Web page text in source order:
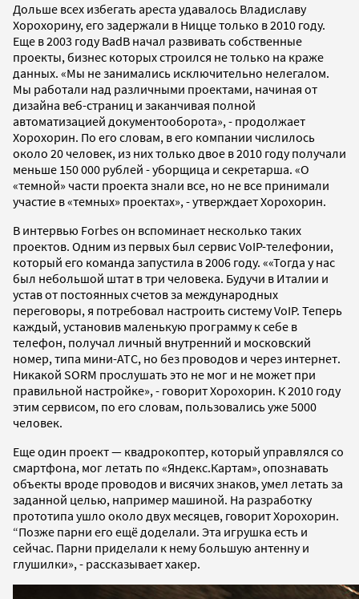
Дольше всех избегать ареста удавалось Владиславу
Хорохорину, его задержали в Ницце только в 2010 году.
Еще в 2003 году BadB начал развивать собственные
проекты, бизнес которых строился не только на краже
данных. «Мы не занимались исключительно нелегалом.
Мы работали над различными проектами, начиная от
дизайна веб-страниц и заканчивая полной
автоматизацией документооборота», - продолжает
Хорохорин. По его словам, в его компании числилось
около 20 человек, из них только двое в 2010 году получали
меньше 150 000 рублей - уборщица и секретарша. «О
«темной» части проекта знали все, но не все принимали
участие в «темных» проектах», - утверждает Хорохорин.
В интервью Forbes он вспоминает несколько таких
проектов. Одним из первых был сервис VoIP-телефонии,
который его команда запустила в 2006 году. ««Тогда у нас
был небольшой штат в три человека. Будучи в Италии и
устав от постоянных счетов за международных
переговоры, я потребовал настроить систему VoIP. Теперь
каждый, установив маленькую программу к себе в
телефон, получал личный внутренний и московский
номер, типа мини-АТС, но без проводов и через интернет.
Никакой SORM прослушать это не мог и не может при
правильной настройке», - говорит Хорохорин. К 2010 году
этим сервисом, по его словам, пользовались уже 5000
человек.
Еще один проект — квадрокоптер, который управлялся со
смартфона, мог летать по «Яндекс.Картам», опознавать
объекты вроде проводов и висячих знаков, умел летать за
заданной целью, например машиной. На разработку
прототипа ушло около двух месяцев, говорит Хорохорин.
“Позже парни его ещё доделали. Эта игрушка есть и
сейчас. Парни приделали к нему большую антенну и
глушилки», - рассказывает хакер.